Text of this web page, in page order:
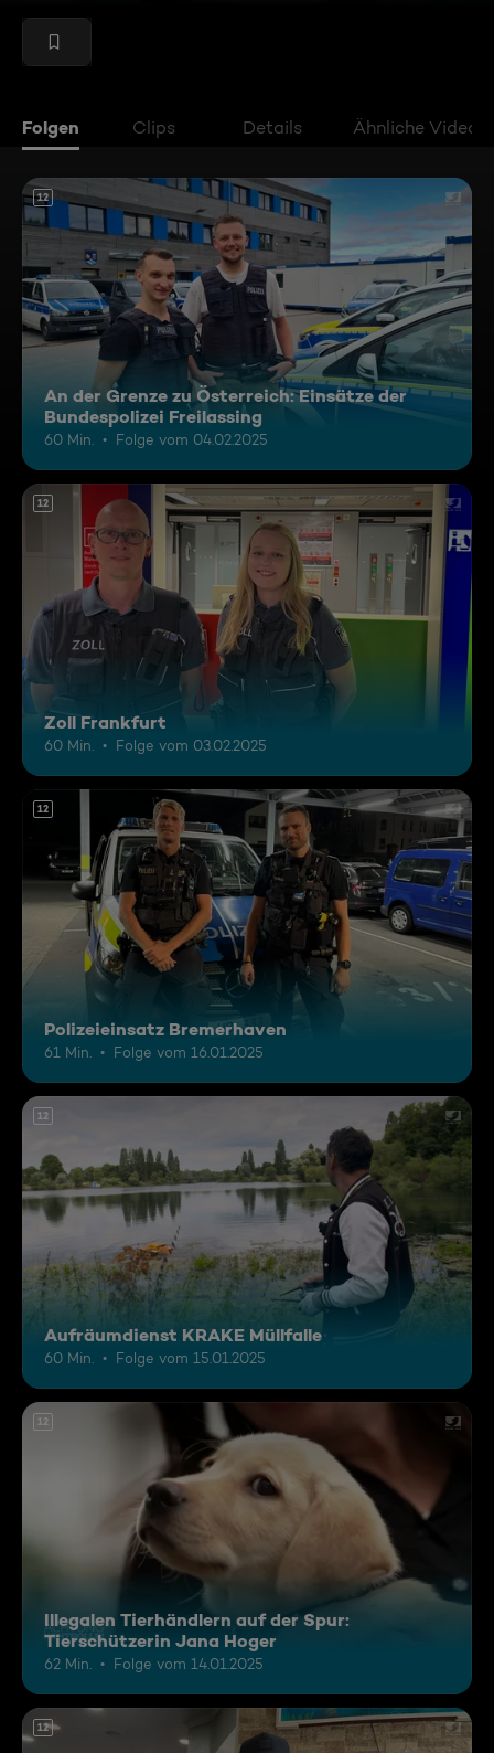
Folgen Clips Details Ähnliche Videos
12
An der Grenze zu Österreich: Einsätze der
Bundespolizei Freilassing
60 Min. Folge vom 04.02.2025
12
Zoll Frankfurt
60 Min. Folge vom 03.02.2025
12
Polizeieinsatz Bremerhaven
61 Min. Folge vom 16.01.2025
12
Aufräumdienst KRAKE Müllfalle
60 Min. Folge vom 15.01.2025
12
Illegalen Tierhändlern auf der Spur:
Tierschützerin Jana Hoger
62 Min. Folge vom 14.01.2025
12